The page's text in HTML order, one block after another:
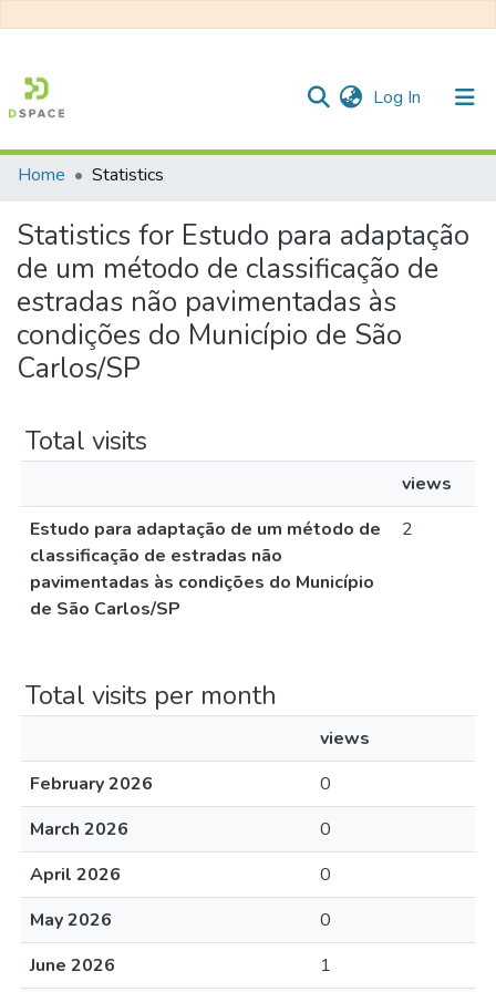
Log In (current)
All of DSpace
Home Statistics
Statistics for Estudo para adaptação
de um método de classificação de
estradas não pavimentadas às
condições do Município de São
Carlos/SP
Total visits
views
Estudo para adaptação de um método de
classificação de estradas não
pavimentadas às condições do Município
de São Carlos/SP
2
Total visits per month
views
February 2026
0
March 2026
0
April 2026
0
May 2026
0
June 2026
1